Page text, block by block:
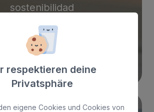
sostenibilidad
Weiterlesen
respektieren deine
Privatsphäre
eigene Cookies und Cookies von